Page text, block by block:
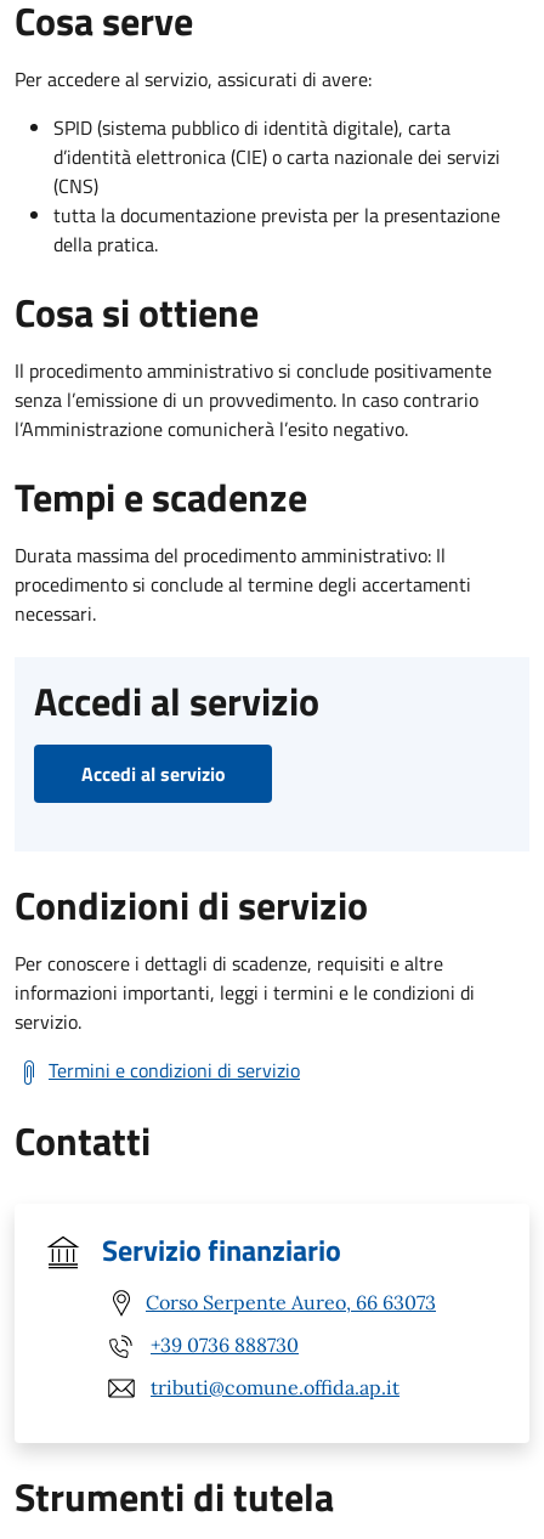
Cosa serve
Per accedere al servizio, assicurati di avere:
SPID (sistema pubblico di identità digitale), carta
d’identità elettronica (CIE) o carta nazionale dei servizi
(CNS)
tutta la documentazione prevista per la presentazione
della pratica.
Cosa si ottiene
Il procedimento amministrativo si conclude positivamente
senza l’emissione di un provvedimento. In caso contrario
l’Amministrazione comunicherà l’esito negativo.
Tempi e scadenze
Durata massima del procedimento amministrativo: Il
procedimento si conclude al termine degli accertamenti
necessari.
Accedi al servizio
Accedi al servizio
Condizioni di servizio
Per conoscere i dettagli di scadenze, requisiti e altre
informazioni importanti, leggi i termini e le condizioni di
servizio.
Termini e condizioni di servizio
Contatti
Servizio finanziario
Corso Serpente Aureo, 66 63073
+39 0736 888730
tributi@comune.offida.ap.it
Strumenti di tutela